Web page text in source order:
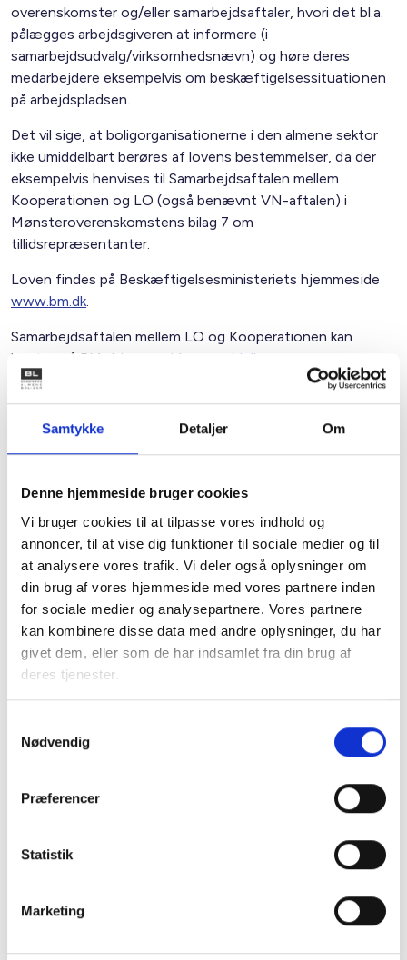
Samtykke Detaljer Om
Denne hjemmeside bruger cookies
Vi bruger cookies til at tilpasse vores indhold og
annoncer, til at vise dig funktioner til sociale medier og til
at analysere vores trafik. Vi deler også oplysninger om
din brug af vores hjemmeside med vores partnere inden
for sociale medier og analysepartnere. Vores partnere
kan kombinere disse data med andre oplysninger, du har
givet dem, eller som de har indsamlet fra din brug af
deres tjenester.
Nødvendig
Præferencer
Statistik
Marketing
overenskomster og/eller samarbejdsaftaler, hvori det bl.a.
pålægges arbejdsgiveren at informere (i
samarbejdsudvalg/virksomhedsnævn) og høre deres
medarbejdere eksempelvis om beskæftigelsessituationen
på arbejdspladsen.
Det vil sige, at boligorganisationerne i den almene sektor
ikke umiddelbart berøres af lovens bestemmelser, da der
eksempelvis henvises til Samarbejdsaftalen mellem
Kooperationen og LO (også benævnt VN-aftalen) i
Mønsteroverenskomstens bilag 7 om
tillidsrepræsentanter.
Loven findes på Beskæftigelsesministeriets hjemmeside
www.bm.dk.
Samarbejdsaftalen mellem LO og Kooperationen kan
hentes på BL´s hjemmeside
www.bl.dk
Med venlig hilsen
Gert Nielsen / Lars Schmidt
BL INFORMERER
Nye krav om fjernaflæste målere – alle
ejendomme skal være klar senest 1. januar
2027
08. juni 2026
Ansvar for nødforsyning i plejeboliger ved
forsyningssvigt
Sundhedsreformens konsekvenser for
20. marts 2026